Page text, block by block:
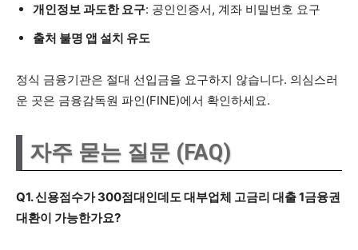
개인정보 과도한 요구: 공인인증서, 계좌 비밀번호 요구
출처 불명 앱 설치 유도
정식 금융기관은 절대 선입금을 요구하지 않습니다. 의심스러
운 곳은 금융감독원 파인(FINE)에서 확인하세요.
자주 묻는 질문 (FAQ)
Q1. 신용점수가 300점대인데도 대부업체 고금리 대출 1금융권
대환이 가능한가요?